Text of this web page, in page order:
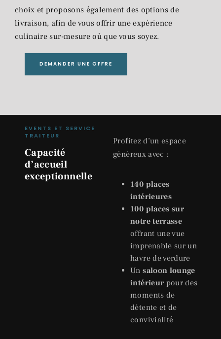
choix et proposons également des options de
livraison, afin de vous offrir une expérience
culinaire sur-mesure où que vous soyez.
DEMANDER UNE OFFRE
EVENTS ET SERVICE
TRAITEUR
Capacité
d’accueil
exceptionnelle
Profitez d’un espace
généreux avec :
140 places
intérieures
100 places sur
notre terrasse
offrant une vue
imprenable sur un
havre de verdure
Unsaloon lounge
intérieur pour des
moments de
détente et de
convivialité